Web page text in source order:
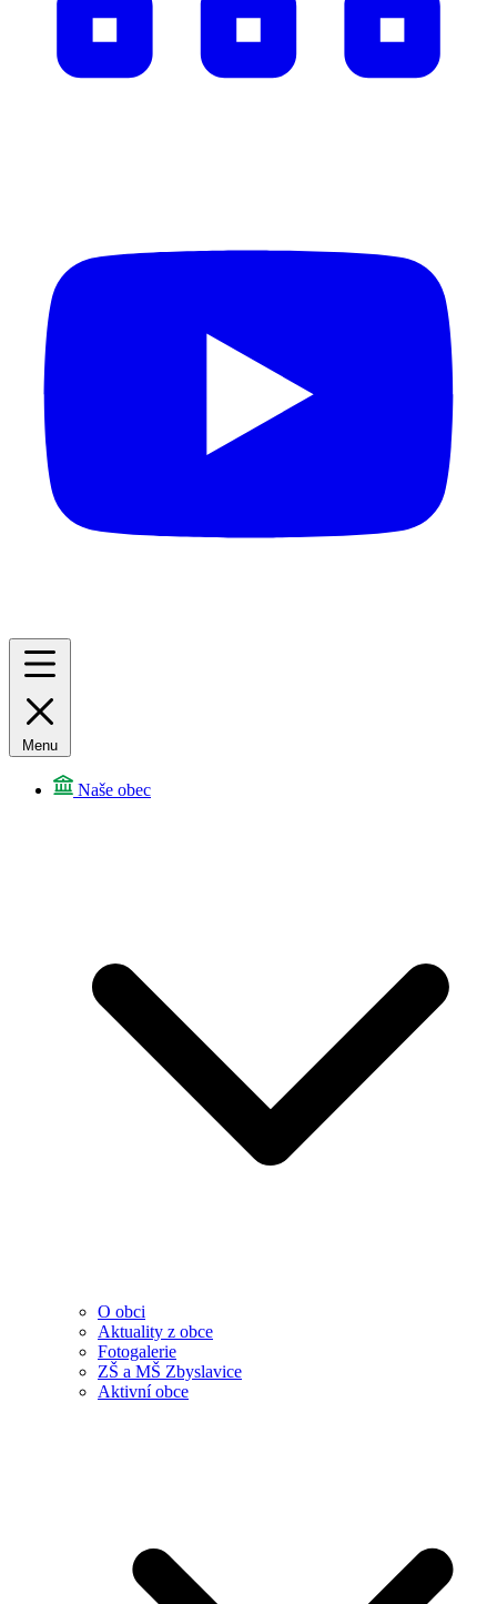
Menu
Naše obec
O obci
Aktuality z obce
Fotogalerie
ZŠ a MŠ Zbyslavice
Aktivní obce